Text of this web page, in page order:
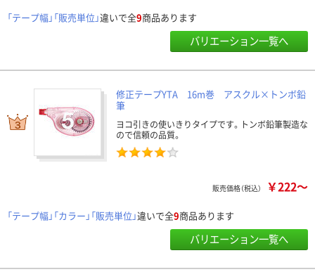
「テープ幅」「販売単位」違いで全9商品あります
バリエーション一覧へ
修正テープYTA 16m巻 アスクル×トンボ鉛
筆
ヨコ引きの使いきりタイプです。トンボ鉛筆製造な
ので信頼の品質。
販売価格（税込） ￥222～
「テープ幅」「カラー」「販売単位」違いで全9商品あります
バリエーション一覧へ